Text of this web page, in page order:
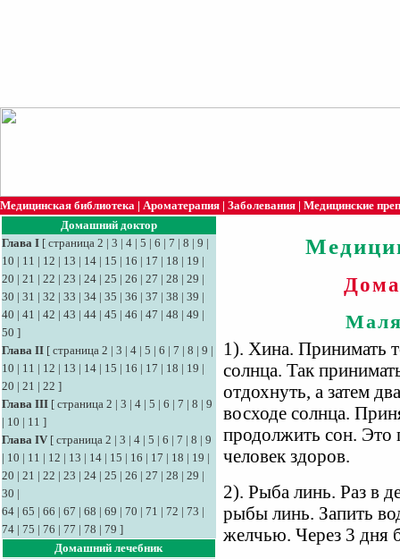
Медицинская библиотека | Ароматерапия | Заболевания | Медицинские
Домашний доктор
Глава I [ страница 2 | 3 | 4 | 5 | 6 | 7 | 8 | 9 |
10 | 11 | 12 | 13 | 14 | 15 | 16 | 17 | 18 | 19 |
20 | 21 | 22 | 23 | 24 | 25 | 26 | 27 | 28 | 29 |
30 | 31 | 32 | 33 | 34 | 35 | 36 | 37 | 38 | 39 |
40 | 41 | 42 | 43 | 44 | 45 | 46 | 47 | 48 | 49 |
50 ]
Глава II [ страница 2 | 3 | 4 | 5 | 6 | 7 | 8 | 9 |
10 | 11 | 12 | 13 | 14 | 15 | 16 | 17 | 18 | 19 |
20 | 21 | 22 ]
Глава III [ страница 2 | 3 | 4 | 5 | 6 | 7 | 8 | 9
| 10 | 11 ]
Глава IV [ страница 2 | 3 | 4 | 5 | 6 | 7 | 8 | 9
| 10 | 11 | 12 | 13 | 14 | 15 | 16 | 17 | 18 | 19 |
20 | 21 | 22 | 23 | 24 | 25 | 26 | 27 | 28 | 29 |
30 |
64 | 65 | 66 | 67 | 68 | 69 | 70 | 71 | 72 | 73 |
74 | 75 | 76 | 77 | 78 | 79 ]
Домашний лечебник
1). Хина. Принимать
солнца. Так
отдохнуть, а затем
восходе солнца.
продолжить сон. Это
человек здоров.
2). Рыба линь. Раз в
рыбы линь. Запить
желчью. Через 3 дня